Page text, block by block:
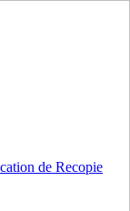
de Recopie